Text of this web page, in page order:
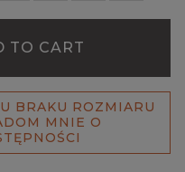
TO CART
BRAKU ROZMIARU
MNIE O